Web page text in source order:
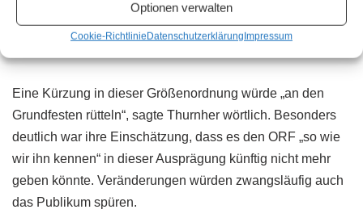
Optionen verwalten
Cookie-RichtlinieDatenschutzerklärungImpressum
vor kolportierten weiteren Einsparungen von „fast 80 bis 90
Millionen Euro“ ab kommendem Jahr.
Eine Kürzung in dieser Größenordnung würde „an den
Grundfesten rütteln“, sagte Thurnher wörtlich. Besonders
deutlich war ihre Einschätzung, dass es den ORF „so wie
wir ihn kennen“ in dieser Ausprägung künftig nicht mehr
geben könnte. Veränderungen würden zwangsläufig auch
das Publikum spüren.